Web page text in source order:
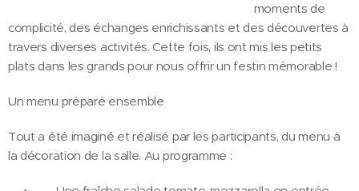
moments de
complicité, des échanges enrichissants et des découvertes à
travers diverses activités. Cette fois, ils ont mis les petits
plats dans les grands pour nous offrir un festin mémorable !
Un menu préparé ensemble
Tout a été imaginé et réalisé par les participants, du menu à
la décoration de la salle. Au programme :